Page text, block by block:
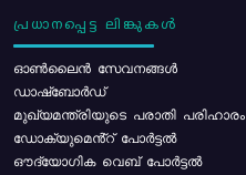
പ്രധാനപ്പെട്ട ലിങ്കുകൾ
ഓൺലൈൻ സേവനങ്ങൾ
ഡാഷ്ബോർഡ്
മുഖ്യമന്ത്രിയുടെ പരാതി പരിഹാരം
ഡോക്യുമെൻ്റ് പോർട്ടൽ
ഔദ്യോഗിക വെബ് പോർട്ടൽ